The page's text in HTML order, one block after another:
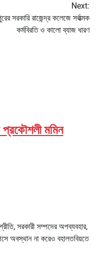
Next:
সরকারি রাজেন্দ্র কলেজে সর্বাত্মক
কর্মবিরতি ও কালো ব্যাজ ধারণ
প্রকৌশলী মমিন
সরকারী সম্পদের অপব্যবহার,
অবস্থান না করেও বহালতবিয়তে